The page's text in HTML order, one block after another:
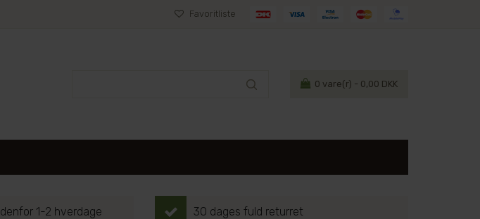
Favoritliste
0 vare(r) - 0,00 DKK
1-2 hverdage 30 dages fuld returret